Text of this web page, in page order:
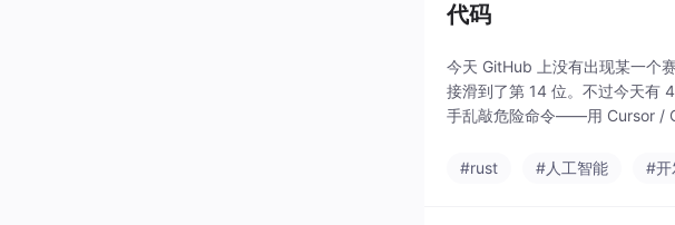
代码
今天 GitHub 上没有出现某一个
接滑到了第 14 位。不过今天有
手乱敲危险命令——用 Cursor /
#rust #人工智能 #开